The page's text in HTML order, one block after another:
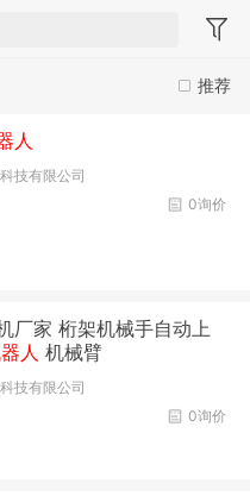
推荐
人
技有限公司
0询价
厂家 桁架机械手自动上
人 机械臂
技有限公司
0询价